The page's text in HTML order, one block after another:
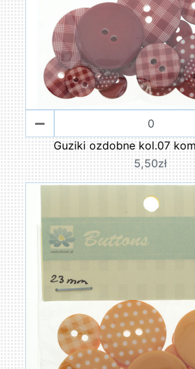
Guziki ozdobne kol.07
5,50zł